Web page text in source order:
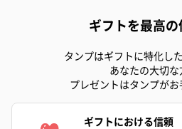
ギフトを最高の
タンプはギフトに特化し
あなたの大切な
プレゼントはタンプがお
ギフトにおける信頼